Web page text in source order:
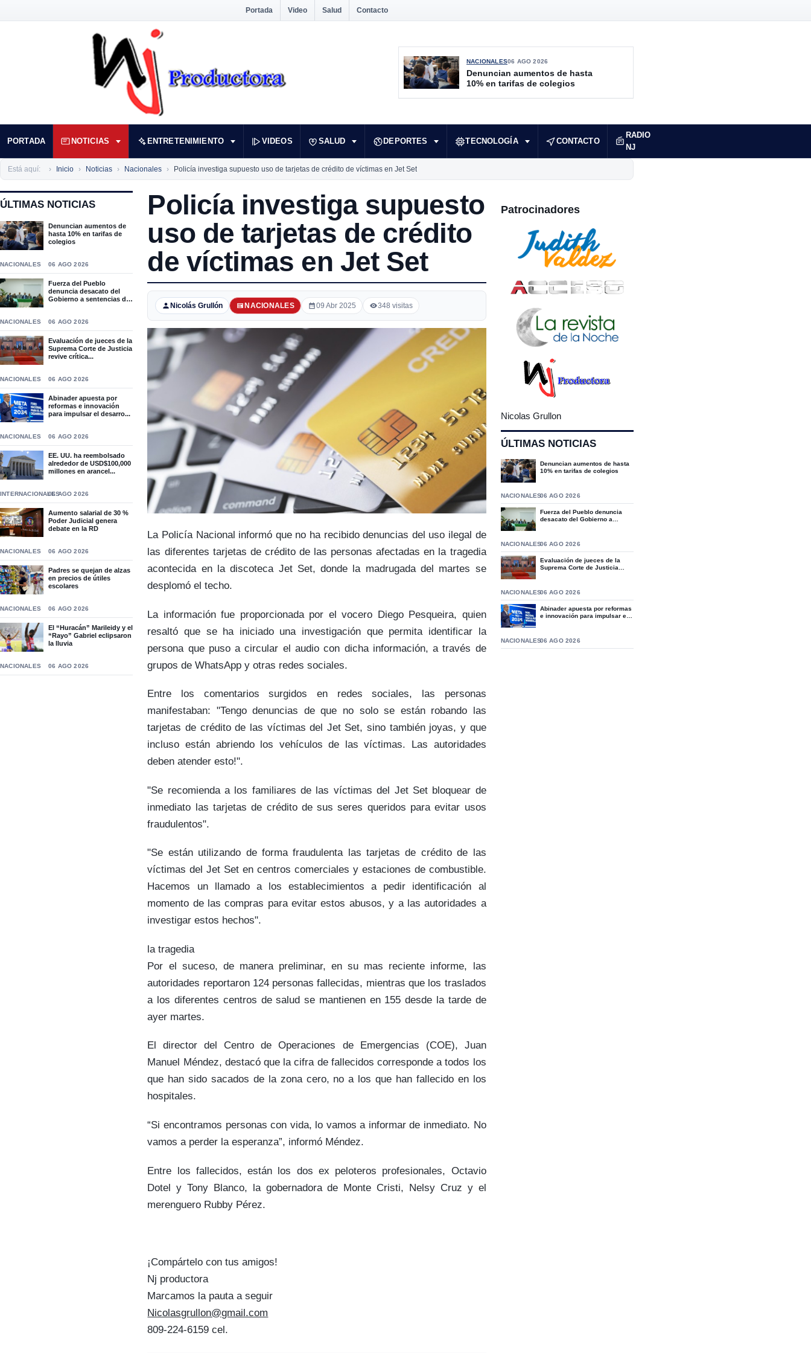
Portada Video Salud Contacto
NACIONALES06 AGO 2026
Denuncian aumentos de hasta
10% en tarifas de colegios
PORTADA NOTICIAS ENTRETENIMIENTO VIDEOS SALUD DEPORTES TECNOLOGÍA CONTACTO
RADIO
NJ
Está aquí: Inicio Noticias Nacionales Policía investiga supuesto uso de tarjetas de crédito de víctimas en Jet Set
ÚLTIMAS NOTICIAS
Denuncian aumentos de
hasta 10% en tarifas de
colegios
NACIONALES 06 AGO 2026
Fuerza del Pueblo
denuncia desacato del
Gobierno a sentencias del
NACIONALES 06 AGO 2026
Evaluación de jueces de la
Suprema Corte de Justicia
revive crítica...
NACIONALES 06 AGO 2026
Abinader apuesta por
reformas e innovación
para impulsar el desarro...
NACIONALES 06 AGO 2026
EE. UU. ha reembolsado
alrededor de USD$100,000
millones en arancel...
INTERNACIONALES06 AGO 2026
Aumento salarial de 30 %
Poder Judicial genera
debate en la RD
NACIONALES 06 AGO 2026
Padres se quejan de alzas
en precios de útiles
escolares
NACIONALES 06 AGO 2026
El “Huracán” Marileidy y el
“Rayo” Gabriel eclipsaron
la lluvia
NACIONALES 06 AGO 2026
Policía investiga supuesto
uso de tarjetas de crédito
de víctimas en Jet Set
Nicolás Grullón NACIONALES 09 Abr 2025 348 visitas
La Policía Nacional informó que no ha recibido denuncias del uso ilegal de
las diferentes tarjetas de crédito de las personas afectadas en la tragedia
acontecida en la discoteca Jet Set, donde la madrugada del martes se
desplomó el techo.
La información fue proporcionada por el vocero Diego Pesqueira, quien
resaltó que se ha iniciado una investigación que permita identificar la
persona que puso a circular el audio con dicha información, a través de
grupos de WhatsApp y otras redes sociales.
Entre los comentarios surgidos en redes sociales, las personas
manifestaban: "Tengo denuncias de que no solo se están robando las
tarjetas de crédito de las víctimas del Jet Set, sino también joyas, y que
incluso están abriendo los vehículos de las víctimas. Las autoridades
deben atender esto!".
"Se recomienda a los familiares de las víctimas del Jet Set bloquear de
inmediato las tarjetas de crédito de sus seres queridos para evitar usos
fraudulentos".
"Se están utilizando de forma fraudulenta las tarjetas de crédito de las
víctimas del Jet Set en centros comerciales y estaciones de combustible.
Hacemos un llamado a los establecimientos a pedir identificación al
momento de las compras para evitar estos abusos, y a las autoridades a
investigar estos hechos".
la tragedia
Por el suceso, de manera preliminar, en su mas reciente informe, las
autoridades reportaron 124 personas fallecidas, mientras que los traslados
a los diferentes centros de salud se mantienen en 155 desde la tarde de
ayer martes.
El director del Centro de Operaciones de Emergencias (COE), Juan
Manuel Méndez, destacó que la cifra de fallecidos corresponde a todos los
que han sido sacados de la zona cero, no a los que han fallecido en los
hospitales.
“Si encontramos personas con vida, lo vamos a informar de inmediato. No
vamos a perder la esperanza”, informó Méndez.
Entre los fallecidos, están los dos ex peloteros profesionales, Octavio
Dotel y Tony Blanco, la gobernadora de Monte Cristi, Nelsy Cruz y el
merenguero Rubby Pérez.
¡Compártelo con tus amigos!
Nj productora
Marcamos la pauta a seguir
Nicolasgrullon@gmail.com
809-224-6159 cel.
Patrocinadores
Nicolas Grullon
ÚLTIMAS NOTICIAS
Denuncian aumentos de hasta
10% en tarifas de colegios
NACIONALES06 AGO 2026
Fuerza del Pueblo denuncia
desacato del Gobierno a
NACIONALES06 AGO 2026
Evaluación de jueces de la
Suprema Corte de Justicia
NACIONALES06 AGO 2026
Abinader apuesta por reformas
e innovación para impulsar el
NACIONALES06 AGO 2026